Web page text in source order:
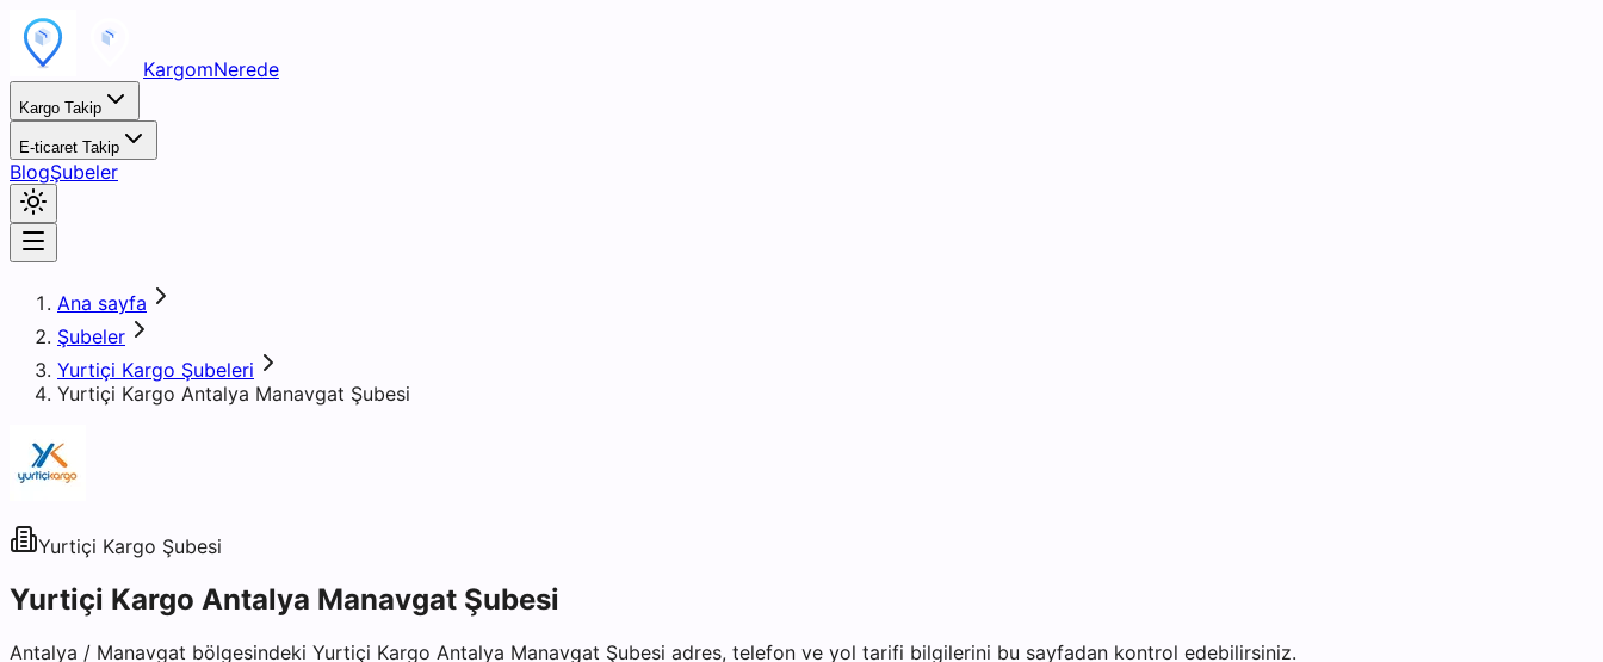
KargomNerede
Kargo Takip
E-ticaret Takip
BlogŞubeler
Ana sayfa
Şubeler
Yurtiçi Kargo Şubeleri
Yurtiçi Kargo Antalya Manavgat Şubesi
Yurtiçi Kargo Şubesi
Yurtiçi Kargo Antalya Manavgat Şubesi
Antalya / Manavgat bölgesindeki Yurtiçi Kargo Antalya Manavgat Şubesi adres, telefon ve yol tarifi bilgilerini bu sayfadan kontrol edebilirsiniz.